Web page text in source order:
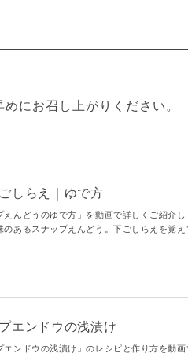
にお召し上がりください。
しらえ｜ゆで方
んどうのゆで方」を動画で詳しくご紹介し
あるスナップえんどう。下ごしらえを覚え
エンドウの浅漬け
ンドウの浅漬け」のレシピと作り方を動画